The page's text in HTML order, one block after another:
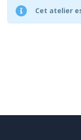
Cet atelier